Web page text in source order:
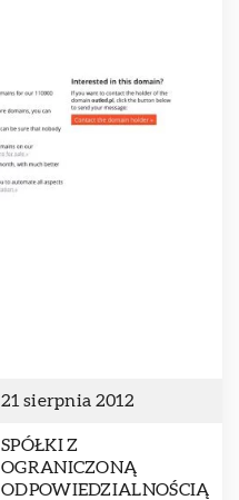
21 sierpnia 2012
SPÓŁKI Z
OGRANICZONĄ
ODPOWIEDZIALNOŚCIĄ